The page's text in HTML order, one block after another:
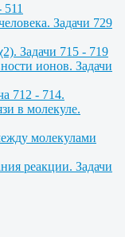
Задачи 729
Задачи 715 - 719
ионов. Задачи
712 - 714.
в молекуле.
молекулами
реакции. Задачи